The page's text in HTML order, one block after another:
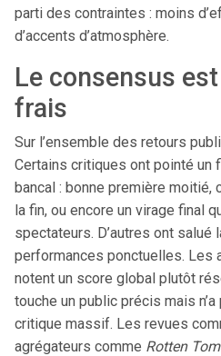
parti des contraintes : moins
d’accents d’atmosphère.
Le consensus
frais
Sur l’ensemble des retours
Certains critiques ont pointé un
bancal : bonne première
la fin, ou encore un virage final
spectateurs. D’autres ont
performances ponctuelles. Les
notent un score global plutôt
touche un public précis mais
critique massif. Les revues
agrégateurs comme Rotten